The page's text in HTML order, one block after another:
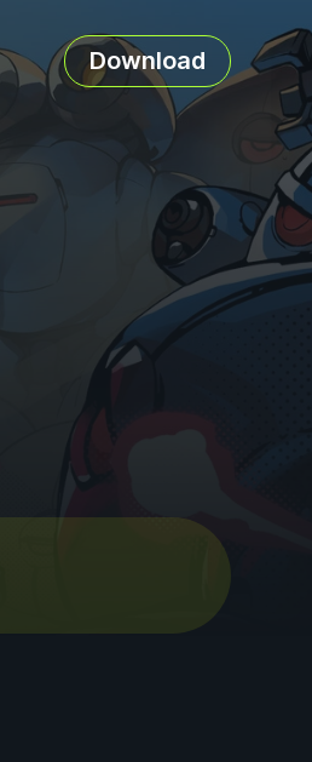
Download